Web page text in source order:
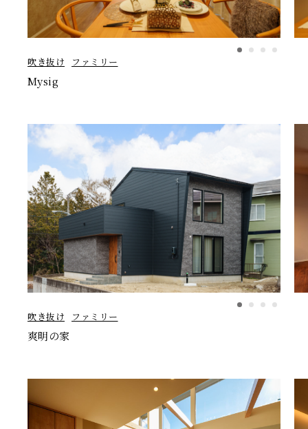
吹き抜け ファミリー
Mysig
吹き抜け ファミリー
爽明の家